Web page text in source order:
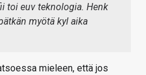
toi euv teknologia. Henk
myötä kyl aika
mieleen, että jos